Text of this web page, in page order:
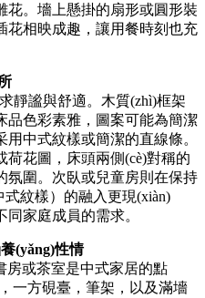
花。墻上懸掛的扇形或圓形裝
花相映成趣，讓用餐時刻也充
靜謐與舒適。木質(zhì)框架
品色彩素雅，圖案可能為簡潔
中式紋樣或簡潔的直線條。
花圖，床頭兩側(cè)對稱的
氛圍。次臥或兒童房則在保持
紋樣）的融入更現(xiàn)
家庭成員的需求。
(yǎng)性情
房或茶室是中式家居的點
一方硯臺，筆架，以及滿墻